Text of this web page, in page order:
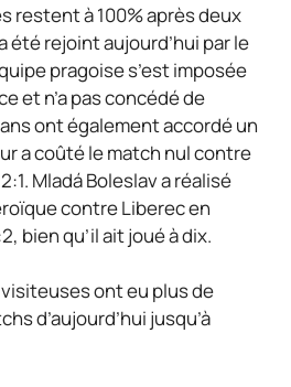
restent à 100% après deux
été rejoint aujourd’hui par le
pragoise s’est imposée
et n’a pas concédé de
ont également accordé un
a coûté le match nul contre
Mladá Boleslav a réalisé
contre Liberec en
bien qu’il ait joué à dix.
ont eu plus de
d’aujourd’hui jusqu’à